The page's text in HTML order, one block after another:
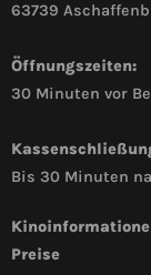
63739
Öffnungszeiten:
30 Minuten vor
Bis 30 Minuten
Preise